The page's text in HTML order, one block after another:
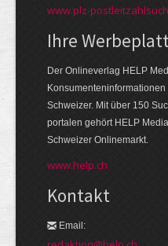
www.plz-
Ihre
Der Onlineverlag HELP
Schweizer. Mit über 150
portalen gehört HELP
Schweizer Onlinemarkt.
www.help.ch
Kontakt
Email: